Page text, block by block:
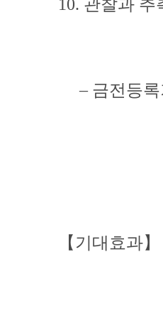
10. 관찰과
– 금전등록
【기대효과】